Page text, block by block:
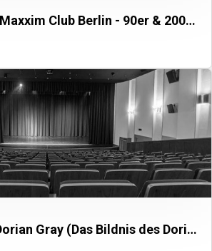
RePlay Party at Maxxim Club Berlin - 90er & 2000er 2010er Party
The Picture of Dorian Gray (Das Bildnis des Dorian Gray)